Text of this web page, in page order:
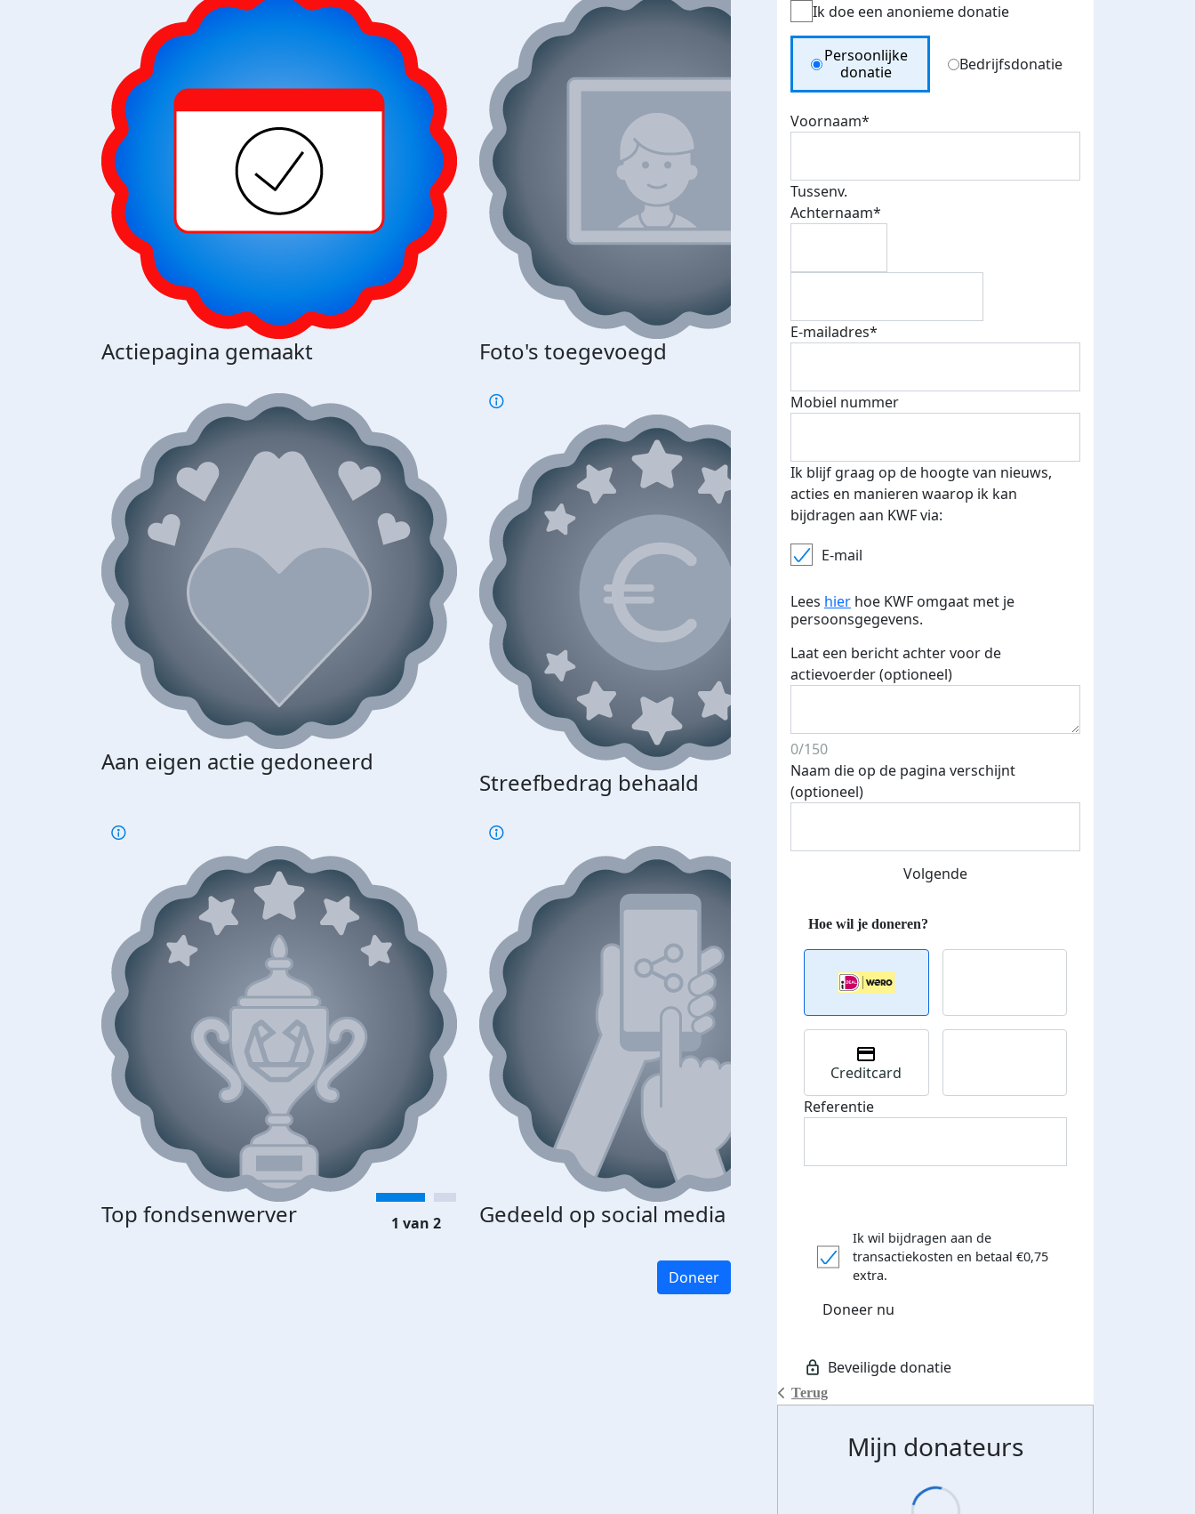
Actiepagina gemaakt Foto's toegevoegd E-mails verstuurd
Aan eigen actie gedoneerd
Streefbedrag behaald Streefbedrag verhoogd
Top fondsenwerver Gedeeld op social media
Bij 500 euro aan donaties ontvang
1 van 2
Doneer
Ik doe een anonieme donatie
Donation Type
Persoonlijke
donatie
Bedrijfsdonatie
Voornaam*
Tussenv.
Achternaam*
E-mailadres*
Mobiel nummer
Ik blijf graag op de hoogte van nieuws,
acties en manieren waarop ik kan
bijdragen aan KWF via:
E-mail
Lees hier hoe KWF omgaat met je
persoonsgegevens.
Laat een bericht achter voor de
actievoerder (optioneel)
0/150
Naam die op de pagina verschijnt
(optioneel)
Volgende
Terug
Creditcard
Referentie
Ik wil bijdragen aan de
transactiekosten en betaal €0,75
extra.
Doneer nu
Mijn donateurs